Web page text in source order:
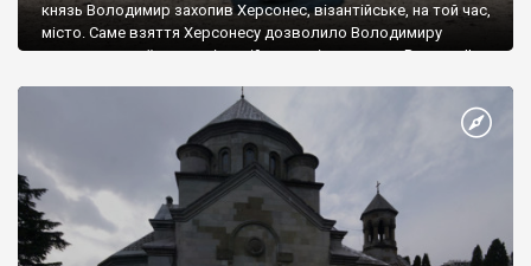
князь Володимир захопив Херсонес, візантійське, на той час,
місто. Саме взяття Херсонесу дозволило Володимиру
диктувати свої умови візантійському імператору Василю ІІ, та
Херсонесі Володимир-язичник, став Василем-християнином.
А потім було Хрещення Русі. На честь Херсонесу Таврійського